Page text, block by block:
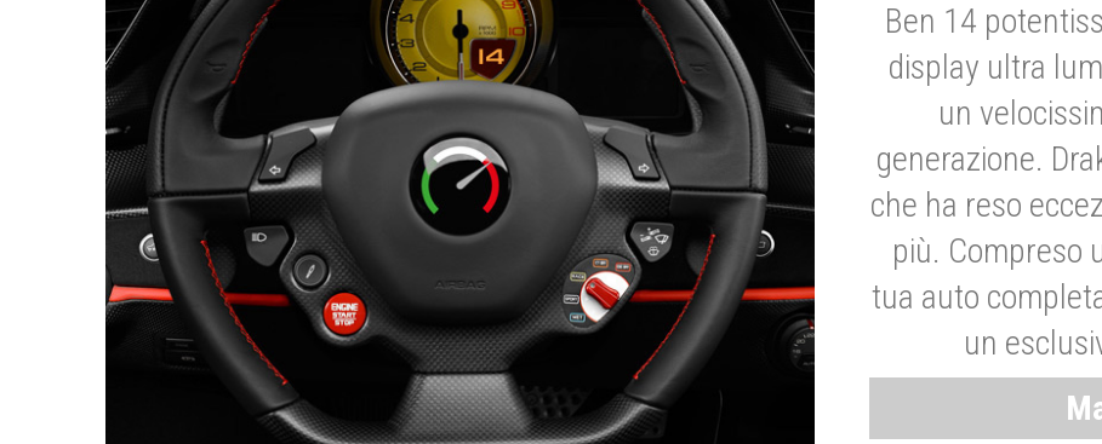
Ben 14
display ultra
un
generazione.
che ha reso
più. Compreso
tua auto
un